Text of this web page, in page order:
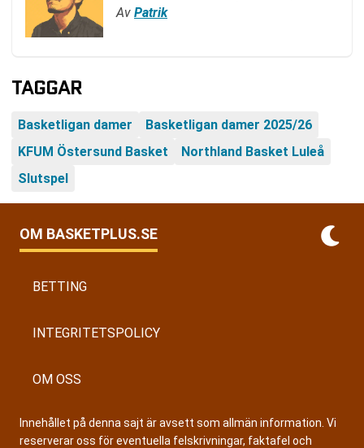
Av Patrik
TAGGAR
Basketligan damer
Basketligan damer 2025/26
KFUM Östersund Basket
Northland Basket Luleå
Slutspel
OM BASKETPLUS.SE
BETTING
INTEGRITETSPOLICY
OM OSS
Innehållet på denna sajt är avsett som allmän information. Vi
reserverar oss för eventuella felskrivningar, faktafel och